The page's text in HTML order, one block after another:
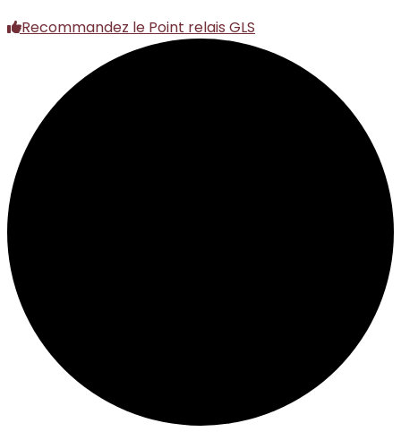
Recommandez le Point relais GLS